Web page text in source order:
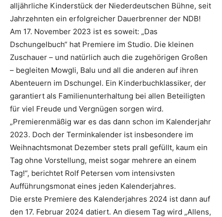
alljährliche Kinderstück der Niederdeutschen Bühne, seit
Jahrzehnten ein erfolgreicher Dauerbrenner der NDB!
Am 17. November 2023 ist es soweit: „Das
Dschungelbuch“ hat Premiere im Studio. Die kleinen
Zuschauer – und natürlich auch die zugehörigen Großen
– begleiten Mowgli, Balu und all die anderen auf ihren
Abenteuern im Dschungel. Ein Kinderbuchklassiker, der
garantiert als Familienunterhaltung bei allen Beteiligten
für viel Freude und Vergnügen sorgen wird.
„Premierenmäßig war es das dann schon im Kalenderjahr
2023. Doch der Terminkalender ist insbesondere im
Weihnachtsmonat Dezember stets prall gefüllt, kaum ein
Tag ohne Vorstellung, meist sogar mehrere an einem
Tag!“, berichtet Rolf Petersen vom intensivsten
Aufführungsmonat eines jeden Kalenderjahres.
Die erste Premiere des Kalenderjahres 2024 ist dann auf
den 17. Februar 2024 datiert. An diesem Tag wird „Allens,